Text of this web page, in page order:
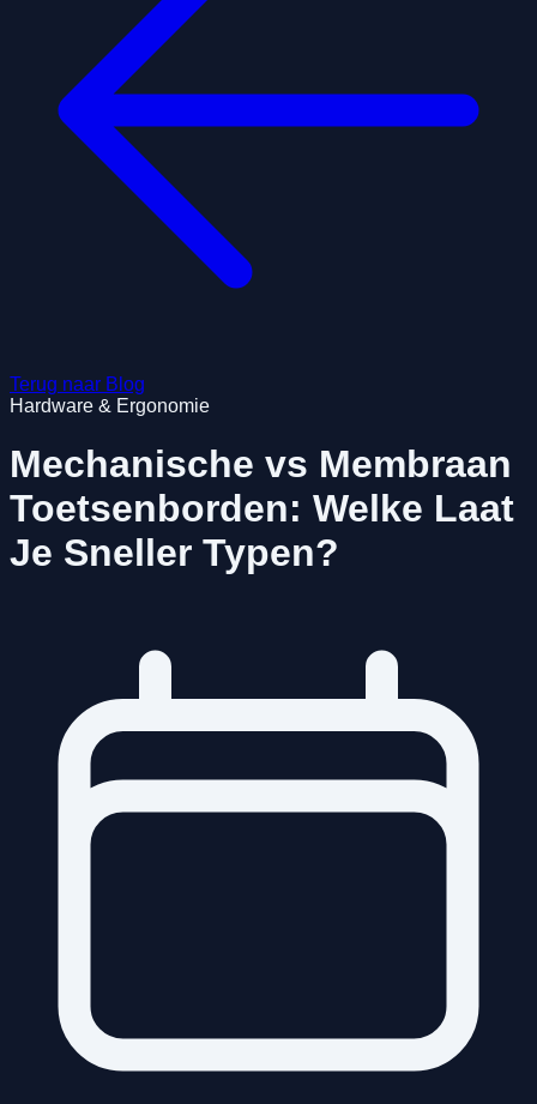
Terug naar Blog
Hardware & Ergonomie
Mechanische vs Membraan
Toetsenborden: Welke Laat
Je Sneller Typen?